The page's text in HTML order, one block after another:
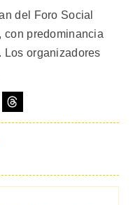
del Foro Social
con predominancia
Los organizadores